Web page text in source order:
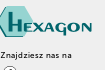
Znajdziesz nas na